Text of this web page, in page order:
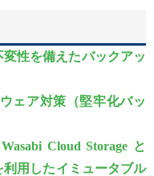
変性を備えたバックアッ
ェア対策（堅牢化バッ
Cloud Storage と
利用したイミュータブル